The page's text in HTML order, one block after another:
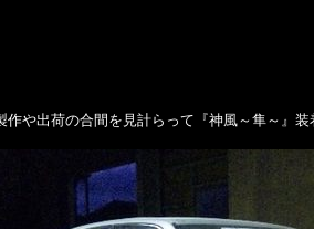
や出荷の合間を見計らって『神風～隼～』装